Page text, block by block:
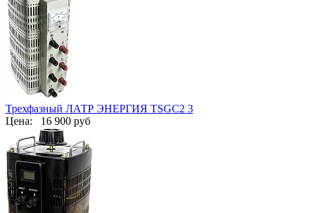
Трехфазный ЛАТР ЭНЕРГИЯ TSGC2 3
Цена: 16 900 руб